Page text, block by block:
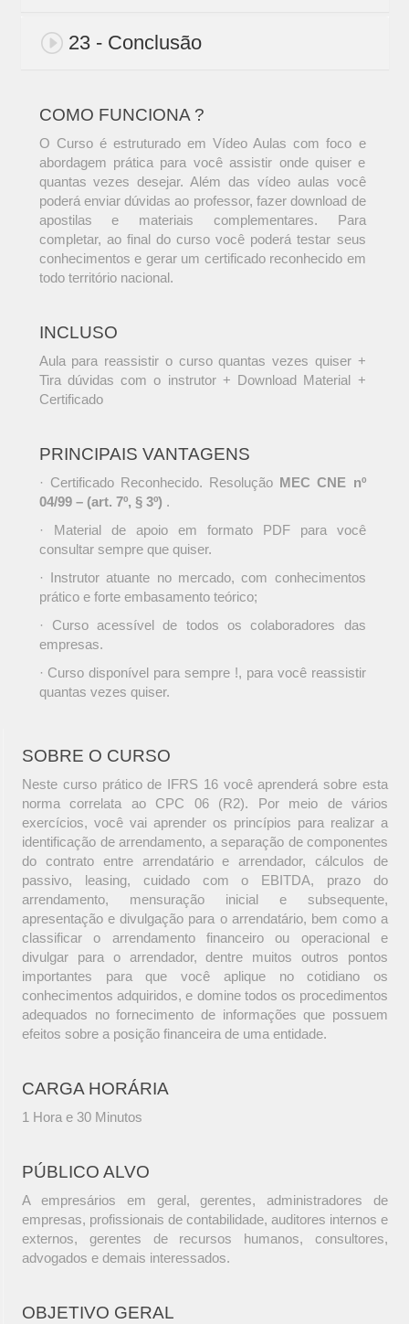
23 - Conclusão
COMO FUNCIONA ?
O Curso é estruturado em Vídeo Aulas com foco e
abordagem prática para você assistir onde quiser e
quantas vezes desejar. Além das vídeo aulas você
poderá enviar dúvidas ao professor, fazer download de
apostilas e materiais complementares. Para
completar, ao final do curso você poderá testar seus
conhecimentos e gerar um certificado reconhecido em
todo território nacional.
INCLUSO
Aula para reassistir o curso quantas vezes quiser +
Tira dúvidas com o instrutor + Download Material +
Certificado
PRINCIPAIS VANTAGENS
· Certificado Reconhecido. Resolução MEC CNE nº
04/99 – (art. 7º, § 3º) .
· Material de apoio em formato PDF para você
consultar sempre que quiser.
· Instrutor atuante no mercado, com conhecimentos
prático e forte embasamento teórico;
· Curso acessível de todos os colaboradores das
empresas.
· Curso disponível para sempre !, para você reassistir
quantas vezes quiser.
SOBRE O CURSO
Neste curso prático de IFRS 16 você aprenderá sobre esta
norma correlata ao CPC 06 (R2). Por meio de vários
exercícios, você vai aprender os princípios para realizar a
identificação de arrendamento, a separação de componentes
do contrato entre arrendatário e arrendador, cálculos de
passivo, leasing, cuidado com o EBITDA, prazo do
arrendamento, mensuração inicial e subsequente,
apresentação e divulgação para o arrendatário, bem como a
classificar o arrendamento financeiro ou operacional e
divulgar para o arrendador, dentre muitos outros pontos
importantes para que você aplique no cotidiano os
conhecimentos adquiridos, e domine todos os procedimentos
adequados no fornecimento de informações que possuem
efeitos sobre a posição financeira de uma entidade.
CARGA HORÁRIA
1 Hora e 30 Minutos
PÚBLICO ALVO
A empresários em geral, gerentes, administradores de
empresas, profissionais de contabilidade, auditores internos e
externos, gerentes de recursos humanos, consultores,
advogados e demais interessados.
OBJETIVO GERAL